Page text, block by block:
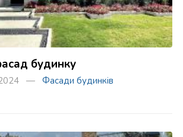
будинку
2024 — Фасади будинків